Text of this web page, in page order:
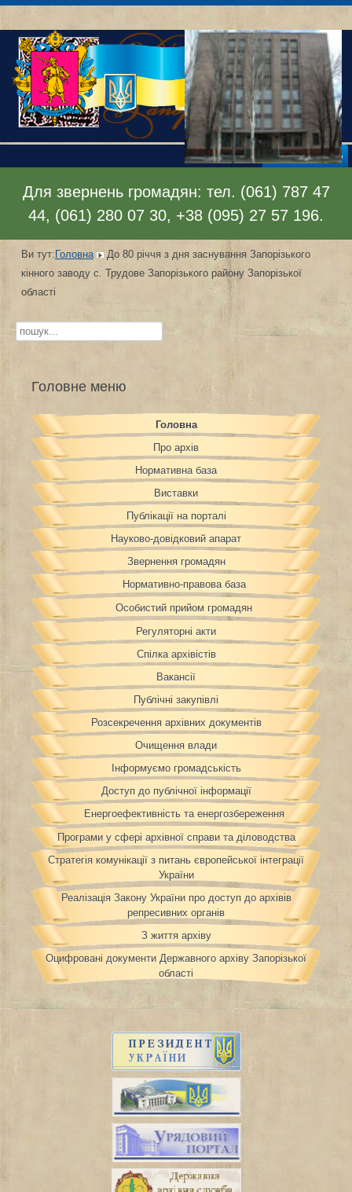
Відкрити меню
Для звернень громадян: тел. (061) 787 47
44, (061) 280 07 30, +38 (095) 27 57 196.
Ви тут:Головна
До 80 річчя з дня заснування Запорізького
кінного заводу с. Трудове Запорізького району Запорізької
області
Пошук...
Головне меню
Головна
Про архів
Нормативна база
Виставки
Публікації на порталі
Науково-довідковий апарат
Звернення громадян
Нормативно-правова база
Особистий прийом громадян
Регуляторні акти
Спілка архівістів
Вакансії
Публічні закупівлі
Розсекречення архівних документів
Очищення влади
Інформуємо громадськість
Доступ до публічної інформації
Енергоефективність та енергозбереження
Програми у сфері архівної справи та діловодства
Стратегія комунікації з питань європейської інтеграції
України
Реалізація Закону України про доступ до архівів
репресивних органів
З життя архіву
Оцифровані документи Державного архіву Запорізької
області